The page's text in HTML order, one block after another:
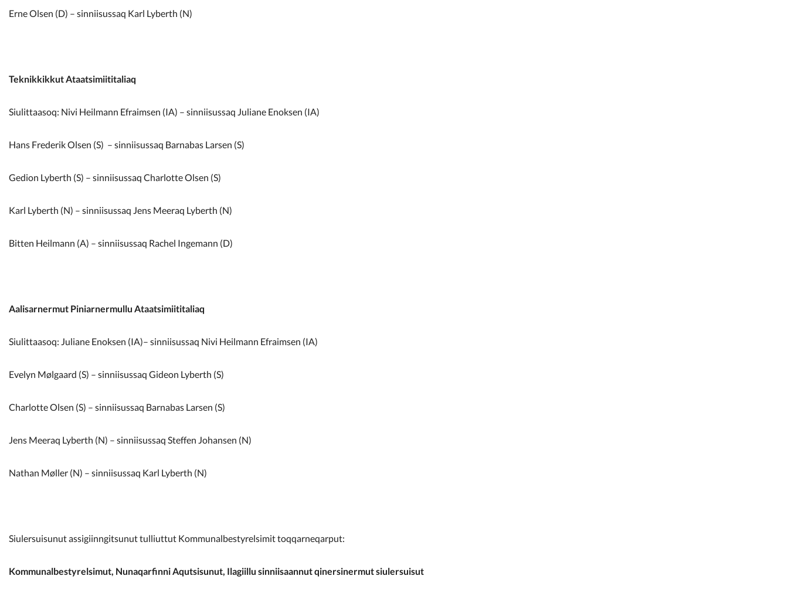
Erne Olsen (D) – sinniisussaq Karl Lyberth (N)
Teknikkikkut Ataatsimiititaliaq
Siulittaasoq: Nivi Heilmann Efraimsen (IA) – sinniisussaq Juliane Enoksen (IA)
Hans Frederik Olsen (S) – sinniisussaq Barnabas Larsen (S)
Gedion Lyberth (S) – sinniisussaq Charlotte Olsen (S)
Karl Lyberth (N) – sinniisussaq Jens Meeraq Lyberth (N)
Bitten Heilmann (A) – sinniisussaq Rachel Ingemann (D)
Aalisarnermut Piniarnermullu Ataatsimiititaliaq
Siulittaasoq: Juliane Enoksen (IA)– sinniisussaq Nivi Heilmann Efraimsen (IA)
Evelyn Mølgaard (S) – sinniisussaq Gideon Lyberth (S)
Charlotte Olsen (S) – sinniisussaq Barnabas Larsen (S)
Jens Meeraq Lyberth (N) – sinniisussaq Steffen Johansen (N)
Nathan Møller (N) – sinniisussaq Karl Lyberth (N)
Siulersuisunut assigiinngitsunut tulliuttut Kommunalbestyrelsimit toqqarneqarput:
Kommunalbestyrelsimut, Nunaqarfinni Aqutsisunut, Ilagiillu sinniisaannut qinersinermut siulersuisut